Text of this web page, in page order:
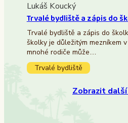
Lukáš Koucký
Trvalé bydliště a zápis do
Trvalé bydliště a zápis do
školky je důležitým mezníkem
mnohé rodiče může…
Trvalé bydliště
Zobrazit